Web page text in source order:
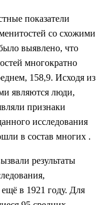
показатели
со схожими
выявлено, что
многократно
158,9. Исходя из
являются люди,
признаки
исследования
в состав многих .
результаты
в 1921 году. Для